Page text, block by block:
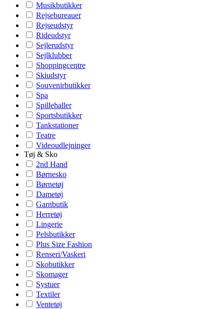
Musikbutikker
Rejsebureauer
Rejseudstyr
Rideudstyr
Sejlerudstyr
Sejlklubber
Shoppingcentre
Skiudstyr
Souvenirbutikker
Spa
Spillehaller
Sportsbutikker
Tankstationer
Teatre
Videoudlejninger
Tøj & Sko
2nd Hand
Børnesko
Børnetøj
Dametøj
Garnbutik
Herretøj
Lingerie
Pelsbutikker
Plus Size Fashion
Renseri/Vaskeri
Skobutikker
Skomager
Systuer
Textiler
Ventetøj